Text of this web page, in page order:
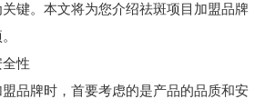
键。本文将为您介绍祛斑项目加盟品牌
性
牌时，首要考虑的是产品的品质和安